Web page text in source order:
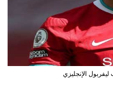
إعلام
تعليم
الإنجليزي